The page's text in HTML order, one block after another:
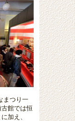
まつり一
館では恒
加え、